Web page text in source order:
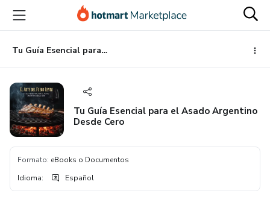
principal
página
de
página
Tu Guía Esencial para el Asado Argentino Desde Cero
Tu Guía Esencial para el Asado Argentino
Desde Cero
Formato: eBooks o Documentos
Idioma: Español